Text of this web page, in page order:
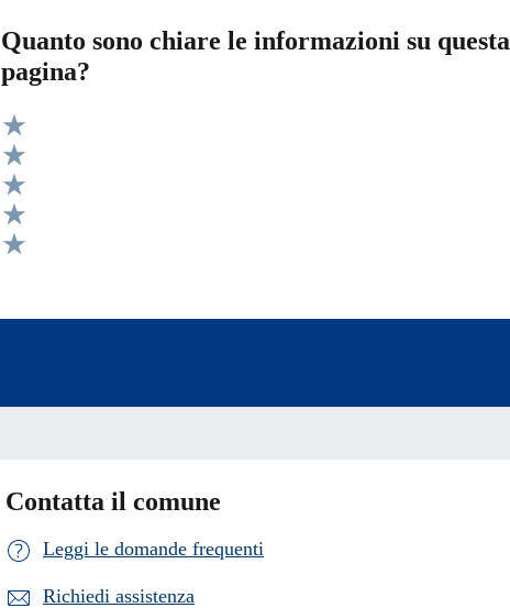
Quanto sono chiare le informazioni su questa
pagina?
Valuta 5 stelle su 5
Valuta 4 stelle su 5
Valuta 3 stelle su 5
Valuta 2 stelle su 5
Contatta il comune
Leggi le domande frequenti
Richiedi assistenza